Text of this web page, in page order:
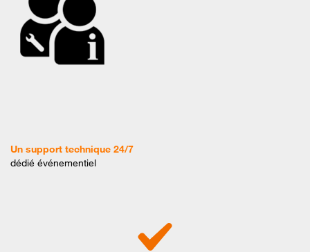
Un support technique 24/7
dédié événementiel